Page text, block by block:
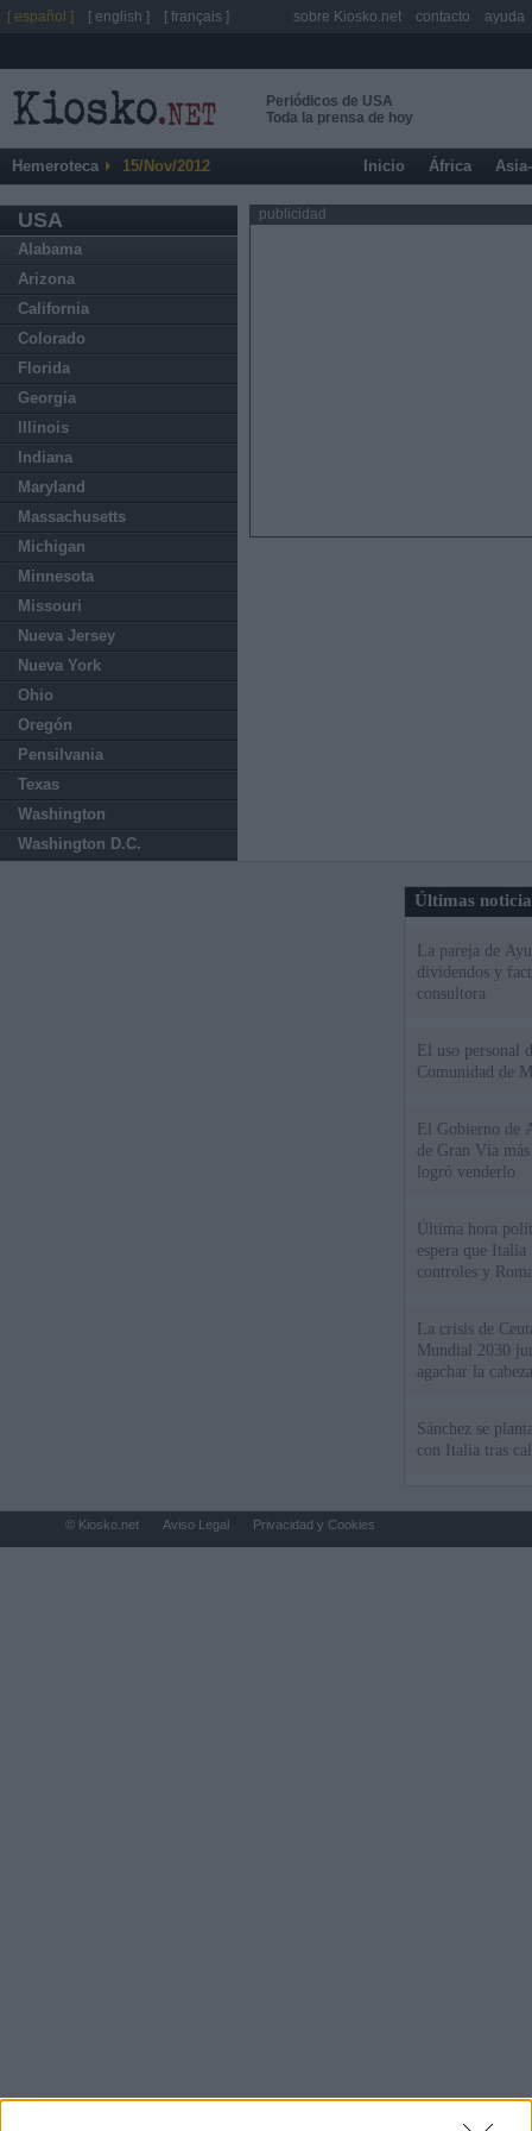
Periódicos de USA
Toda la prensa de hoy
Hemeroteca 15/Nov/2012 Inicio África
USA
Alabama
Arizona
California
Colorado
Florida
Georgia
Illinois
Indiana
Maryland
Massachusetts
Michigan
Minnesota
Missouri
Nueva Jersey
Nueva York
Ohio
Oregón
Pensilvania
Texas
Washington
Washington D.C.
publicidad
Últimas
La pareja de
dividendos y
consultora
El uso personal
Comunidad de
El Gobierno de
de Gran Vía
logró venderlo
Última hora
espera que
controles y
La crisis de
Mundial 2030
agachar la
Sánchez se
con Italia tras
[ español ] [ english ] [ français ] sobre Kiosko.net contacto ayuda
© Kiosko.net Aviso Legal Privacidad y Cookies